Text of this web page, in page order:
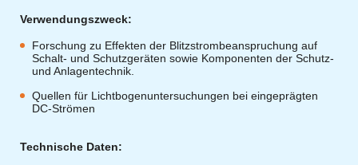
Verwendungszweck:
Forschung zu Effekten der Blitzstrombeanspruchung auf
Schalt- und Schutzgeräten sowie Komponenten der Schutz-
und Anlagentechnik.
Quellen für Lichtbogenuntersuchungen bei eingeprägten
DC-Strömen
Technische Daten: